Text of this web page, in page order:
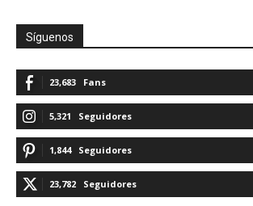
Síguenos
23,683 Fans
5,321 Seguidores
1,844 Seguidores
23,782 Seguidores